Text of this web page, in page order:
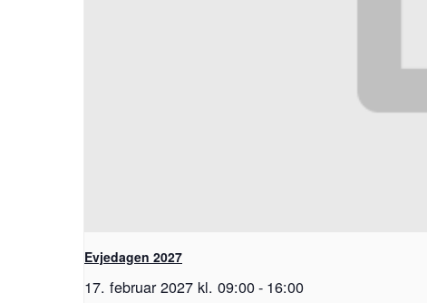
Evjedagen 2027
17. februar 2027 kl. 09:00- 16:00